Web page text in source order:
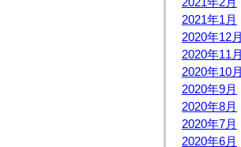
2021年1月
2020年12月
2020年11月
2020年10月
2020年9月
2020年8月
2020年7月
2020年6月